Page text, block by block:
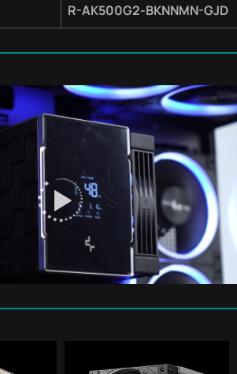
R-AK500G2-BKNNMN-GJD